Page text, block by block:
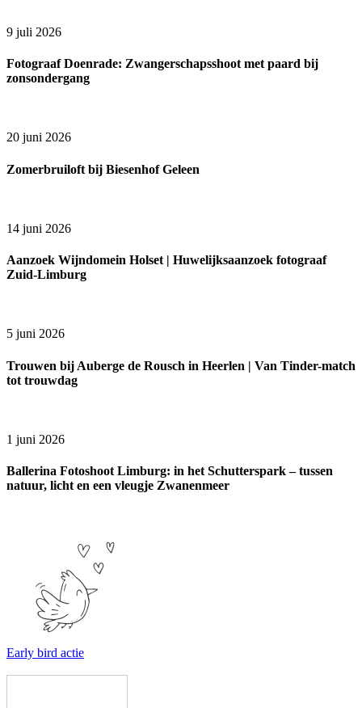
9 juli 2026
Fotograaf Doenrade: Zwangerschapsshoot met paard bij
zonsondergang
20 juni 2026
Zomerbruiloft bij Biesenhof Geleen
14 juni 2026
Aanzoek Wijndomein Holset | Huwelijksaanzoek fotograaf
Zuid-Limburg
5 juni 2026
Trouwen bij Auberge de Rousch in Heerlen | Van Tinder-match
tot trouwdag
1 juni 2026
Ballerina Fotoshoot Limburg: in het Schutterspark – tussen
natuur, licht en een vleugje Zwanenmeer
Early bird actie